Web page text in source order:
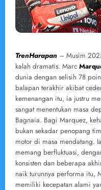
TrenHarapan – Musim
kalah dramatis. Marc
dunia dengan selisih 78
balapan terakhir akibat
kemenangan itu, ia justru
sangat menentukan masa
Bagnaia. Bagi Marquez,
bukan sekadar penopang
motor di masa mendatang.
memang berfluktuasi,
konsisten dan beberapa
naik turunnya performa itu,
memiliki kecepatan alami